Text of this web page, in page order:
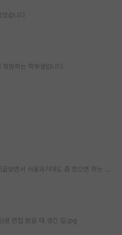
습니다
망하는 학부생입니다.
지거국 대학원 키워야한다는 인기글보면서 서울과기대도 좀 컸으면 하는 생각 든다
용 면접 봤을 때 생긴 일.jpg